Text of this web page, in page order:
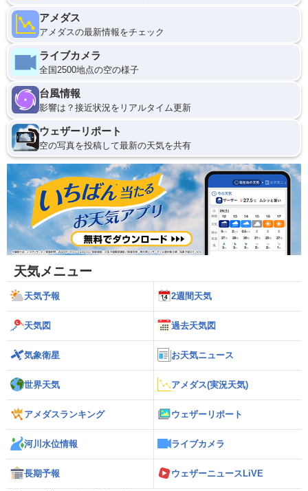
アメダス
アメダスの最新情報をチェック
ライブカメラ
全国2500地点の空の様子
台風情報
影響は？接近状況をリアルタイム更新
ウェザーリポート
空の写真を投稿して最新の天気を共有
天気メニュー
天気予報 2週間天気
天気図 過去天気図
気象衛星 お天気ニュース
世界天気 アメダス(実況天気)
アメダスランキング ウェザーリポート
河川水位情報 ライブカメラ
長期予報 ウェザーニュースLiVE